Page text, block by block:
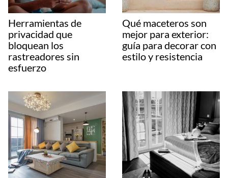
Herramientas de
privacidad que
bloquean los
rastreadores sin
esfuerzo
Qué maceteros son
mejor para exterior:
guía para decorar con
estilo y resistencia